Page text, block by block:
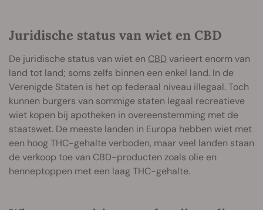
Juridische status van wiet en CBD
De juridische status van wiet en CBD varieert enorm van
land tot land; soms zelfs binnen een enkel land. In de
Verenigde Staten is het op federaal niveau illegaal. Toch
kunnen burgers van sommige staten legaal recreatieve
wiet kopen bij apotheken in overeenstemming met de
staatswet. De meeste landen in Europa hebben wiet met
een hoog THC-gehalte verboden, maar veel landen staan
de verkoop toe van CBD-producten zoals olie en
henneptoppen met een laag THC-gehalte.